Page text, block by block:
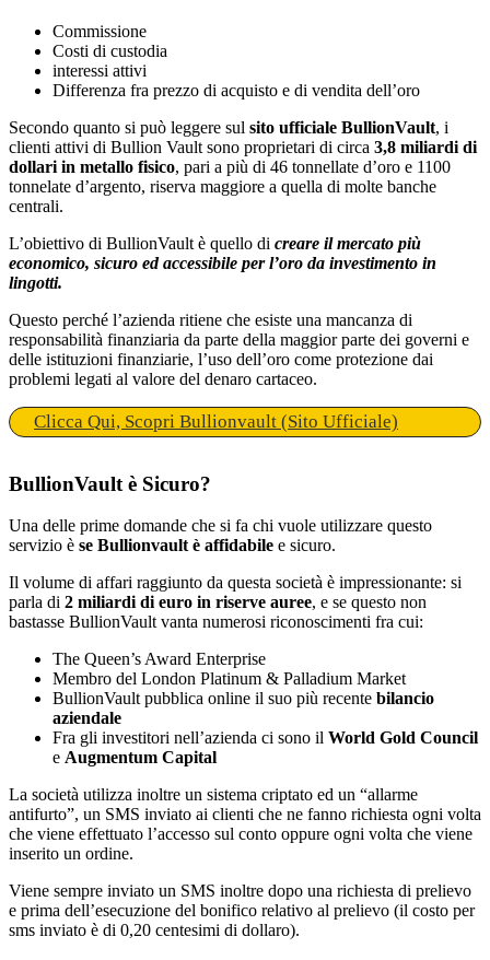
Commissione
Costi di custodia
interessi attivi
Differenza fra prezzo di acquisto e di vendita dell’oro
Secondo quanto si può leggere sul sito ufficiale BullionVault, i
clienti attivi di Bullion Vault sono proprietari di circa 3,8 miliardi di
dollari in metallo fisico, pari a più di 46 tonnellate d’oro e 1100
tonnelate d’argento, riserva maggiore a quella di molte banche
centrali.
L’obiettivo di BullionVault è quello di creare il mercato più
economico, sicuro ed accessibile per l’oro da investimento in
lingotti.
Questo perché l’azienda ritiene che esiste una mancanza di
responsabilità finanziaria da parte della maggior parte dei governi e
delle istituzioni finanziarie, l’uso dell’oro come protezione dai
problemi legati al valore del denaro cartaceo.
Clicca Qui, Scopri Bullionvault (Sito Ufficiale)
BullionVault è Sicuro?
Una delle prime domande che si fa chi vuole utilizzare questo
servizio è se Bullionvault è affidabile e sicuro.
Il volume di affari raggiunto da questa società è impressionante: si
parla di 2 miliardi di euro in riserve auree, e se questo non
bastasse BullionVault vanta numerosi riconoscimenti fra cui:
The Queen’s Award Enterprise
Membro del London Platinum & Palladium Market
BullionVault pubblica online il suo più recente bilancio
aziendale
Fra gli investitori nell’azienda ci sono il World Gold Council
e Augmentum Capital
La società utilizza inoltre un sistema criptato ed un “allarme
antifurto”, un SMS inviato ai clienti che ne fanno richiesta ogni volta
che viene effettuato l’accesso sul conto oppure ogni volta che viene
inserito un ordine.
Viene sempre inviato un SMS inoltre dopo una richiesta di prelievo
e prima dell’esecuzione del bonifico relativo al prelievo (il costo per
sms inviato è di 0,20 centesimi di dollaro).